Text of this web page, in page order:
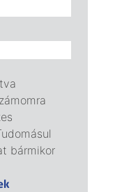
bármikor